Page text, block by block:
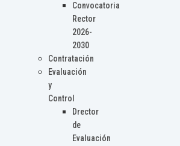
Convocatoria
Rector
2026-
2030
Contratación
Evaluación
y
Control
Drector
de
Evaluación